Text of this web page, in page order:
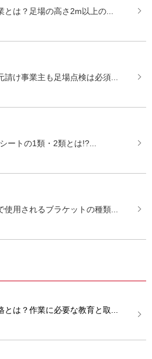
とは？足場の高さ2m以上の...
請け事業主も足場点検は必須...
ートの1類・2類とは!?...
使用されるブラケットの種類...
とは？作業に必要な教育と取...